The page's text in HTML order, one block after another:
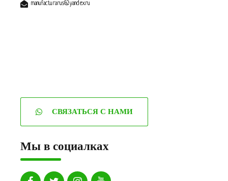
manufacturarus@yandex.ru
СВЯЗАТЬСЯ С НАМИ
Мы в социалках